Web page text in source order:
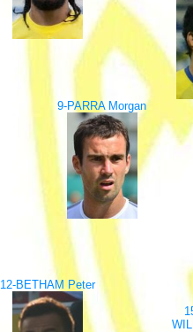
9-PARRA Morgan
12-BETHAM Peter